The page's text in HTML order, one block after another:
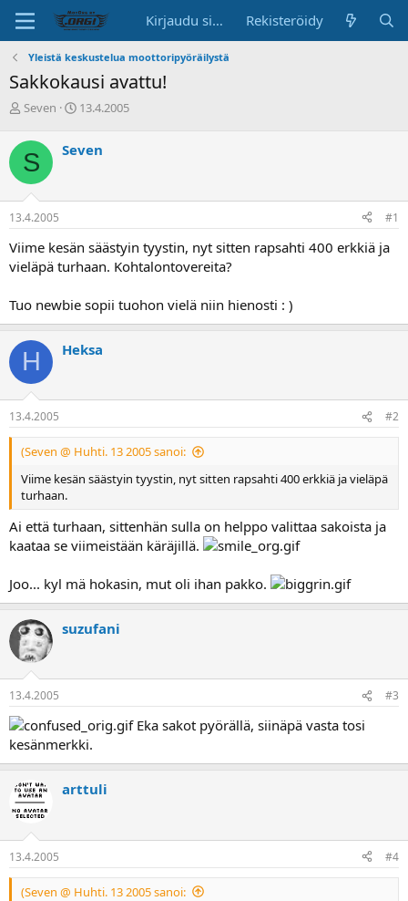
Kirjaudu sisään Rekisteröidy
Yleistä keskustelua moottoripyöräilystä
Sakkokausi avattu!
K
s
k
u
s
t
e
u
n
l
o
t
t
a
j
a
Seven
A
i
s
i
v
13.4.2005
S Seven
13.4.2005 #1
Viime kesän säästyin tyystin, nyt sitten rapsahti 400 erkkiä ja
vieläpä turhaan. Kohtalontovereita?
Tuo newbie sopii tuohon vielä niin hienosti : )
H Heksa
13.4.2005 #2
(Seven @ Huhti. 13 2005 sanoi:
Viime kesän säästyin tyystin, nyt sitten rapsahti 400 erkkiä ja vieläpä
turhaan.
Ai että turhaan, sittenhän sulla on helppo valittaa sakoista ja
kaataa se viimeistään käräjillä.
Joo... kyl mä hokasin, mut oli ihan pakko.
suzufani
13.4.2005 #3
Eka sakot pyörällä, siinäpä vasta tosi
kesänmerkki.
arttuli
13.4.2005 #4
(Seven @ Huhti. 13 2005 sanoi: